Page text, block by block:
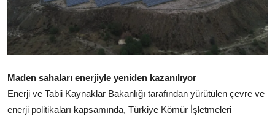
Maden sahaları enerjiyle yeniden kazanılıyor
Enerji ve Tabii Kaynaklar Bakanlığı tarafından yürütülen çevre ve
enerji politikaları kapsamında, Türkiye Kömür İşletmeleri